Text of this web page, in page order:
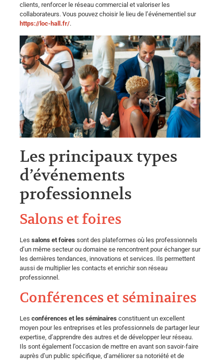
clients, renforcer le réseau commercial et valoriser les
collaborateurs. Vous pouvez choisir le lieu de l’événementiel sur
https://loc-hall.fr/.
Les principaux types
d’événements
professionnels
Salons et foires
Les salons et foires sont des plateformes où les professionnels
d’un même secteur ou domaine se rencontrent pour échanger sur
les dernières tendances, innovations et services. Ils permettent
aussi de multiplier les contacts et enrichir son réseau
professionnel.
Conférences et séminaires
Les conférences et les séminaires constituent un excellent
moyen pour les entreprises et les professionnels de partager leur
expertise, d’apprendre des autres et de développer leur réseau.
Ils sont également l’occasion de mettre en avant son savoir-faire
auprès d’un public spécifique, d’améliorer sa notoriété et de